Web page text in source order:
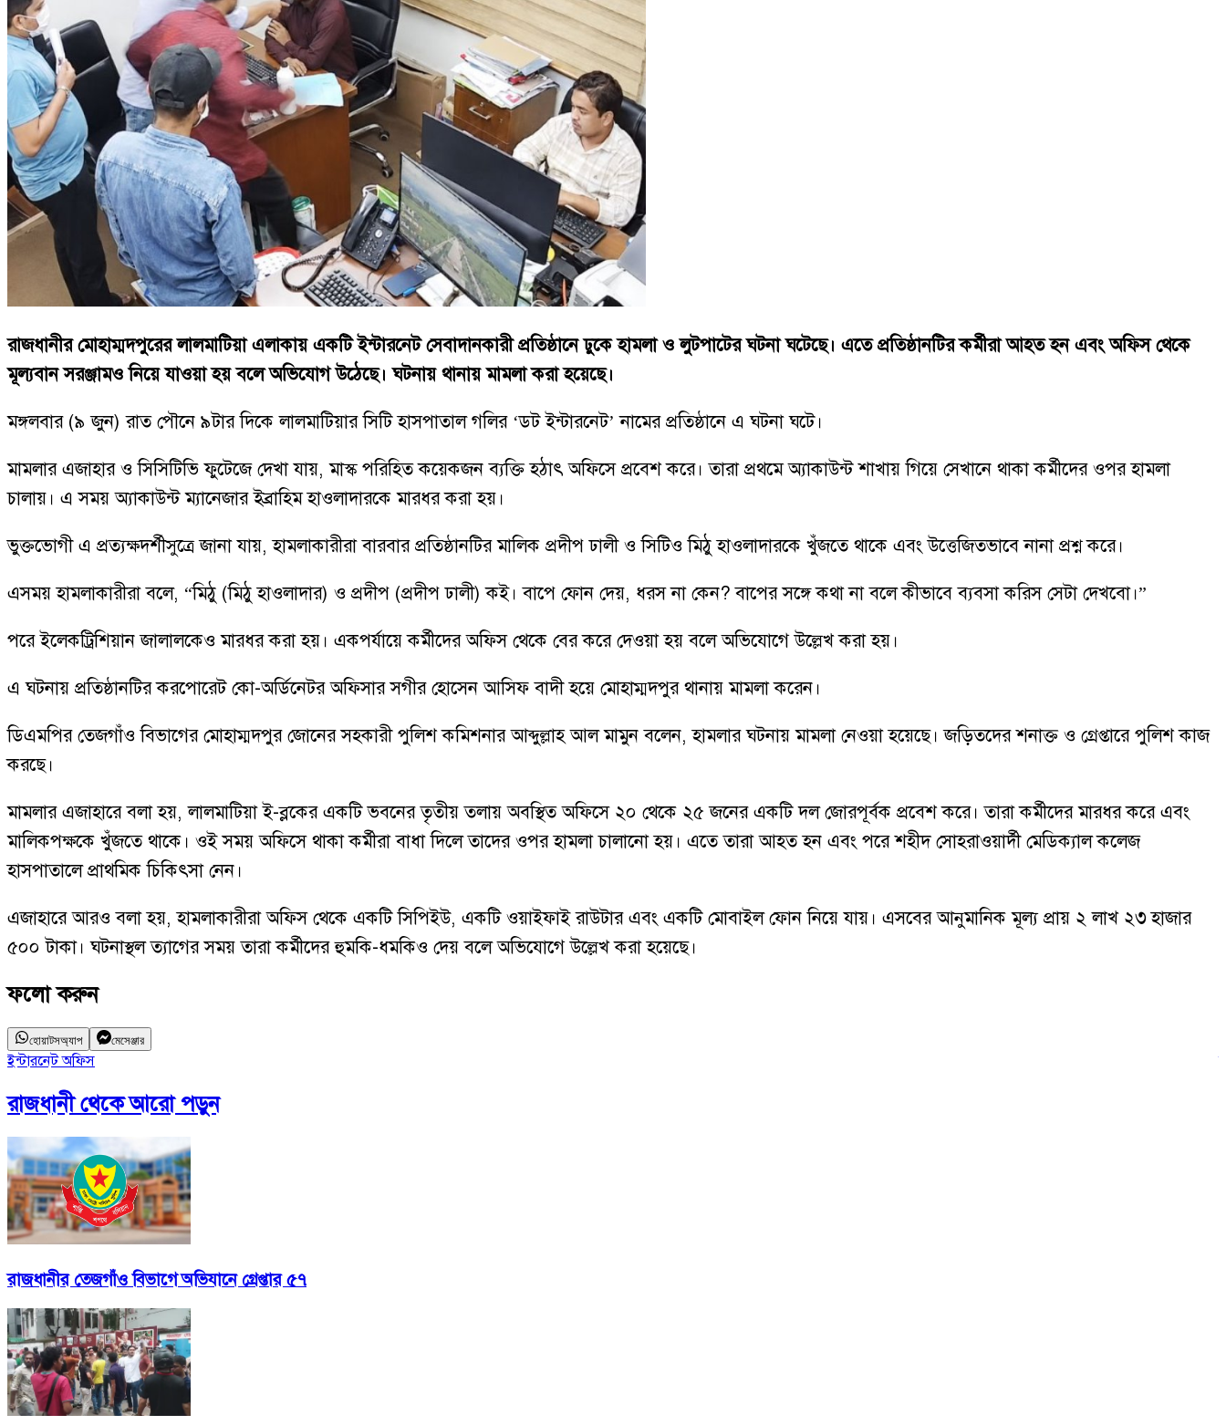
রাজধানীর মোহাম্মদপুরের লালমাটিয়া এলাকায় একটি ইন্টারনেট সেবাদানকারী প্রতিষ্ঠানে ঢুকে হামলা ও লুটপাটের ঘটনা ঘটেছে। এতে প্রতিষ্ঠানটির কর্মীরা আহত হন এবং অফিস থেকে
মূল্যবান সরঞ্জামও নিয়ে যাওয়া হয় বলে অভিযোগ উঠেছে। ঘটনায় থানায় মামলা করা হয়েছে।
মঙ্গলবার (৯ জুন) রাত পৌনে ৯টার দিকে লালমাটিয়ার সিটি হাসপাতাল গলির ‘ডট ইন্টারনেট’ নামের প্রতিষ্ঠানে এ ঘটনা ঘটে।
মামলার এজাহার ও সিসিটিভি ফুটেজে দেখা যায়, মাস্ক পরিহিত কয়েকজন ব্যক্তি হঠাৎ অফিসে প্রবেশ করে। তারা প্রথমে অ্যাকাউন্ট শাখায় গিয়ে সেখানে থাকা কর্মীদের ওপর হামলা
চালায়। এ সময় অ্যাকাউন্ট ম্যানেজার ইব্রাহিম হাওলাদারকে মারধর করা হয়।
ভুক্তভোগী এ প্রত্যক্ষদর্শীসুত্রে জানা যায়, হামলাকারীরা বারবার প্রতিষ্ঠানটির মালিক প্রদীপ ঢালী ও সিটিও মিঠু হাওলাদারকে খুঁজতে থাকে এবং উত্তেজিতভাবে নানা প্রশ্ন করে।
এসময় হামলাকারীরা বলে, “মিঠু (মিঠু হাওলাদার) ও প্রদীপ (প্রদীপ ঢালী) কই। বাপে ফোন দেয়, ধরস না কেন? বাপের সঙ্গে কথা না বলে কীভাবে ব্যবসা করিস সেটা দেখবো।”
পরে ইলেকট্রিশিয়ান জালালকেও মারধর করা হয়। একপর্যায়ে কর্মীদের অফিস থেকে বের করে দেওয়া হয় বলে অভিযোগে উল্লেখ করা হয়।
এ ঘটনায় প্রতিষ্ঠানটির করপোরেট কো-অর্ডিনেটর অফিসার সগীর হোসেন আসিফ বাদী হয়ে মোহাম্মদপুর থানায় মামলা করেন।
ডিএমপির তেজগাঁও বিভাগের মোহাম্মদপুর জোনের সহকারী পুলিশ কমিশনার আব্দুল্লাহ আল মামুন বলেন, হামলার ঘটনায় মামলা নেওয়া হয়েছে। জড়িতদের শনাক্ত ও গ্রেপ্তারে পুলিশ কাজ
করছে।
মামলার এজাহারে বলা হয়, লালমাটিয়া ই-ব্লকের একটি ভবনের তৃতীয় তলায় অবস্থিত অফিসে ২০ থেকে ২৫ জনের একটি দল জোরপূর্বক প্রবেশ করে। তারা কর্মীদের মারধর করে এবং
মালিকপক্ষকে খুঁজতে থাকে। ওই সময় অফিসে থাকা কর্মীরা বাধা দিলে তাদের ওপর হামলা চালানো হয়। এতে তারা আহত হন এবং পরে শহীদ সোহরাওয়ার্দী মেডিক্যাল কলেজ
হাসপাতালে প্রাথমিক চিকিৎসা নেন।
এজাহারে আরও বলা হয়, হামলাকারীরা অফিস থেকে একটি সিপিইউ, একটি ওয়াইফাই রাউটার এবং একটি মোবাইল ফোন নিয়ে যায়। এসবের আনুমানিক মূল্য প্রায় ২ লাখ ২৩ হাজার
৫০০ টাকা। ঘটনাস্থল ত্যাগের সময় তারা কর্মীদের হুমকি-ধমকিও দেয় বলে অভিযোগে উল্লেখ করা হয়েছে।
ফলো করুন
হোয়াটসঅ্যাপ মেসেঞ্জার
ইন্টারনেট অফিস
রাজধানীথেকে আরো পড়ুন
রাজধানীর তেজগাঁও বিভাগে অভিযানে গ্রেপ্তার ৫৭